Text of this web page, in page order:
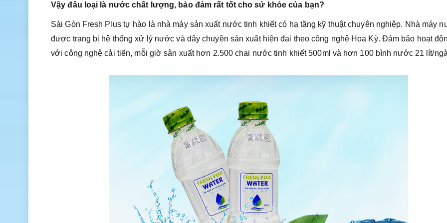
Vậy đâu loại là nước chất lượng, bảo đảm rất tốt cho sứ khỏe của bạn?
Sài Gòn Fresh Plus tự hào là nhà máy sản xuất nước tinh khiết có hạ tầng kỹ thuật chuyên nghiệp. Nhà máy
được trang bị hệ thống xử lý nước và dây chuyền sản xuất hiện đại theo công nghệ Hoa Kỳ. Đảm bảo hoạt
với công nghệ cải tiến, mỗi giờ sản xuất hơn 2.500 chai nước tinh khiết 500ml và hơn 100 bình nước 21 lít/